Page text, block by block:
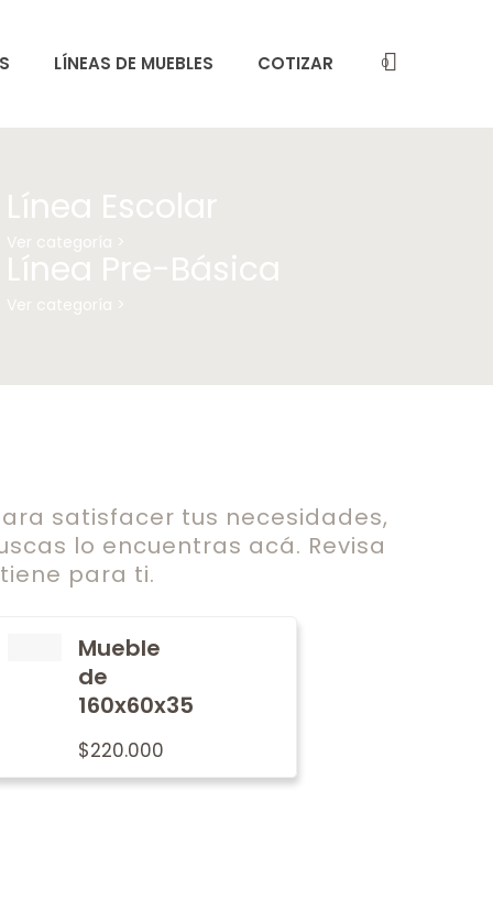
LÍNEAS DE MUEBLES COTIZAR 0
Línea Escolar
Ver categoría >
Línea Pre-Básica
Ver categoría >
satisfacer tus necesidades,
lo encuentras acá. Revisa
para ti.
Mueble
de
160x60x35
$220.000